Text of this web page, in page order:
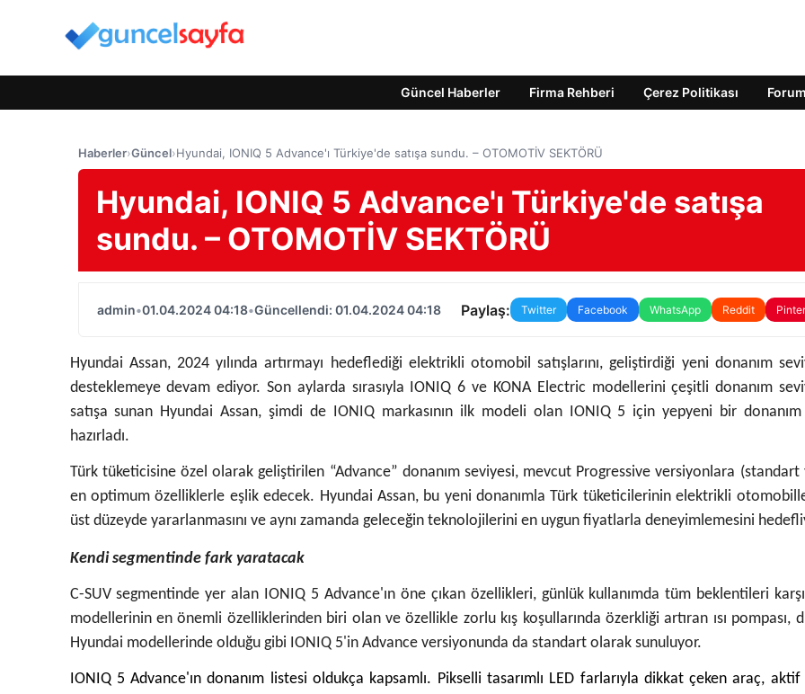
Güncel Haberler Firma Rehberi Çerez Politikası Forum
Haberler›Güncel›Hyundai, IONIQ 5 Advance'ı Türkiye'de satışa sundu. – OTOMOTİV SEKTÖRÜ
Hyundai, IONIQ 5 Advance'ı Türkiye'de satışa
sundu. – OTOMOTİV SEKTÖRÜ
admin•01.04.2024 04:18•Güncellendi: 01.04.2024 04:18 Paylaş: Twitter Facebook WhatsApp Reddit
Hyundai Assan, 2024 yılında artırmayı hedeflediği elektrikli otomobil satışlarını, geliştirdiği yeni donanım
desteklemeye devam ediyor. Son aylarda sırasıyla IONIQ 6 ve KONA Electric modellerini çeşitli donanım
satışa sunan Hyundai Assan, şimdi de IONIQ markasının ilk modeli olan IONIQ 5 için yepyeni bir donanım
hazırladı.
Türk tüketicisine özel olarak geliştirilen “Advance” donanım seviyesi, mevcut Progressive versiyonlara (standart
en optimum özelliklerle eşlik edecek. Hyundai Assan, bu yeni donanımla Türk tüketicilerinin elektrikli
üst düzeyde yararlanmasını ve aynı zamanda geleceğin teknolojilerini en uygun fiyatlarla deneyimlemesini
Kendi segmentinde fark yaratacak
C-SUV segmentinde yer alan IONIQ 5 Advance'ın öne çıkan özellikleri, günlük kullanımda tüm beklentileri
modellerinin en önemli özelliklerinden biri olan ve özellikle zorlu kış koşullarında özerkliği artıran ısı pompası,
Hyundai modellerinde olduğu gibi IONIQ 5'in Advance versiyonunda da standart olarak sunuluyor.
IONIQ 5 Advance'ın donanım listesi oldukça kapsamlı. Pikselli tasarımlı LED farlarıyla dikkat çeken araç,